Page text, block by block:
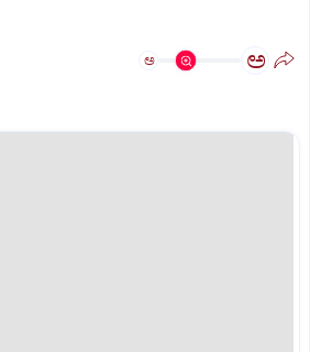
ಅ ಅ